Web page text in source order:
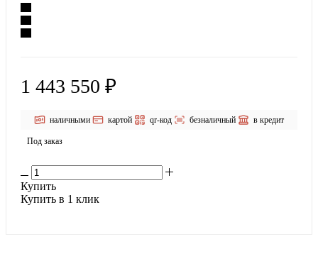
1 443 550 ₽
наличными картой qr-код безналичный в кредит
Под заказ
Купить
Купить в 1 клик